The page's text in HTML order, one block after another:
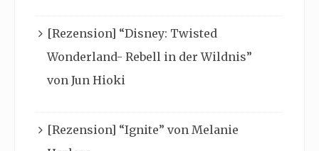
[Rezension] “Disney: Twisted
Wonderland- Rebell in der Wildnis”
von Jun Hioki
[Rezension] “Ignite” von Melanie